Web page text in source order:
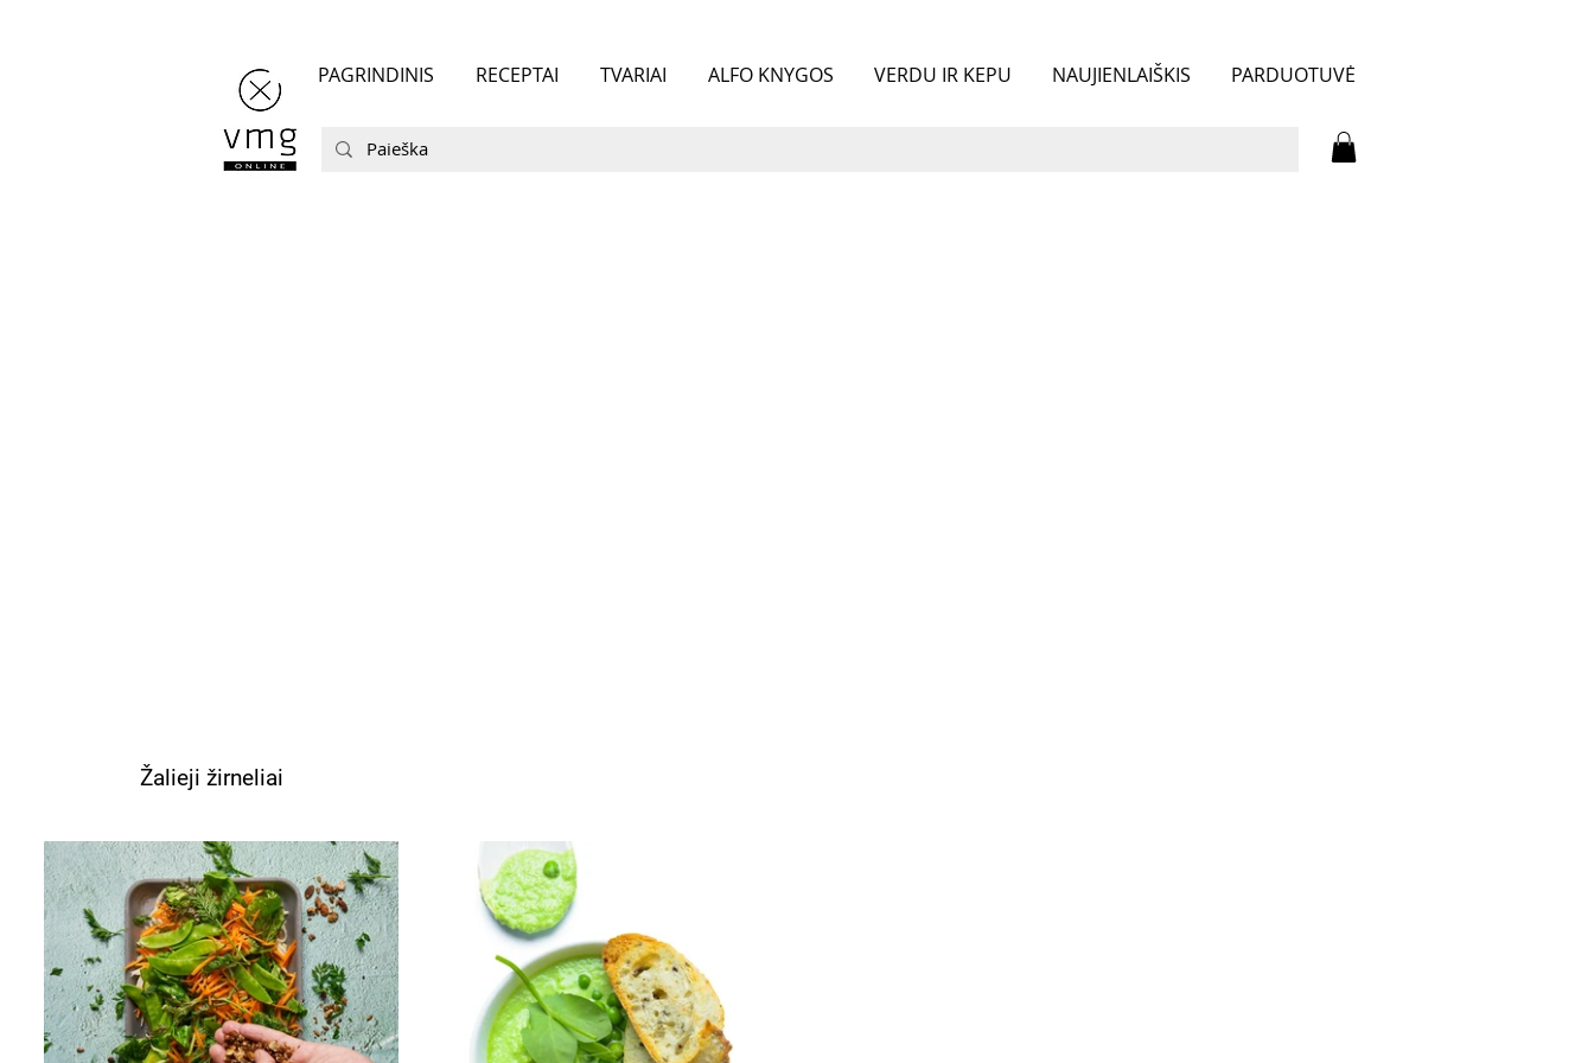
PAGRINDINIS RECEPTAI TVARIAI ALFO KNYGOS VERDU IR KEPU NAUJIENLAIŠKIS PARDUOTUVĖ
Žalieji žirneliai